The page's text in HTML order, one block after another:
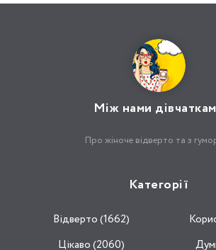
Між нами
Про жіноче відверто та з
Категорії
Відвертo (1662)
Цікаво (2060)